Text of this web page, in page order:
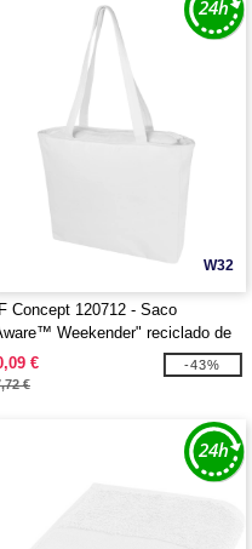
W32
Concept 120712 - Saco
Weekender" reciclado de
g/m²
€
€
-43%